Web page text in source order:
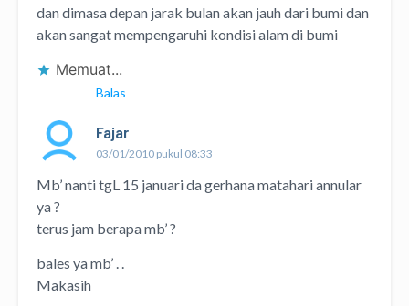
dan dimasa depan jarak bulan akan jauh dari bumi dan
akan sangat mempengaruhi kondisi alam di bumi
Memuat...
Balas
Fajar
03/01/2010 pukul 08:33
Mb’ nanti tgL 15 januari da gerhana matahari annular
ya ?
terus jam berapa mb’ ?
bales ya mb’ . .
Makasih